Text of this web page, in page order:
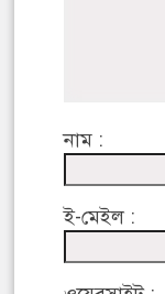
নাম :
ই-মেইল :